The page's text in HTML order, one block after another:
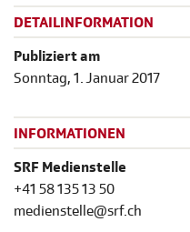
DETAILINFORMATION
Publiziert am
Sonntag, 1. Januar 2017
INFORMATIONEN
SRF Medienstelle
+41 58 135 13 50
medienstelle@srf.ch